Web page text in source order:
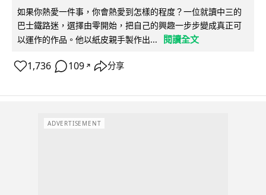
如果你熱愛一件事，你會熱愛到怎樣的程度？一位就讀中三的
巴士鐵路迷，選擇由零開始，把自己的興趣一步步變成真正可
以運作的作品。他以紙皮親手製作出...
閱讀全文
1,736 109 ↗ 分享
ADVERTISEMENT